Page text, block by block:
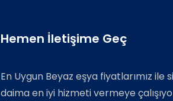
Hemen İletişime Geç
En Uygun Beyaz eşya fiyatlarımız ile
daima en iyi hizmeti vermeye